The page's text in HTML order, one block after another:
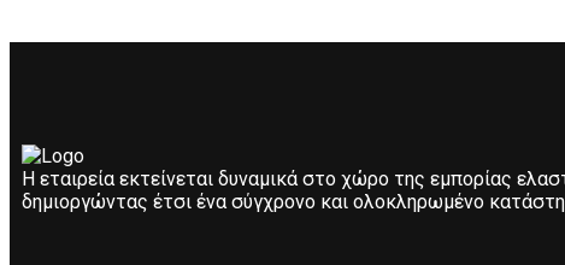
Η εταιρεία εκτείνεται δυναμικά στο χώρο της εμπορίας
δημιοργώντας έτσι ένα σύγχρονο και ολοκληρωμένο